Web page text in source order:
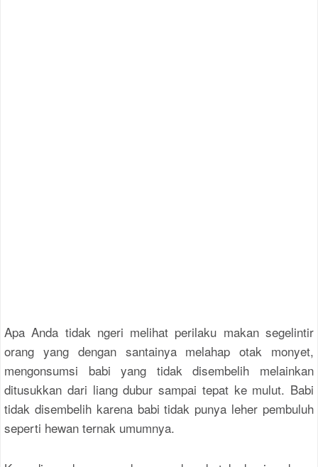
Apa Anda tidak ngeri melihat perilaku makan segelintir
orang yang dengan santainya melahap otak monyet,
mengonsumsi babi yang tidak disembelih melainkan
ditusukkan dari liang dubur sampai tepat ke mulut. Babi
tidak disembelih karena babi tidak punya leher pembuluh
seperti hewan ternak umumnya.